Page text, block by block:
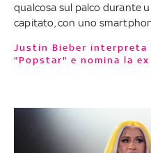
qualcosa sul palco durante
capitato, con uno
Justin Bieber interpreta Drake nel video di
"Popstar" e nomina la ex